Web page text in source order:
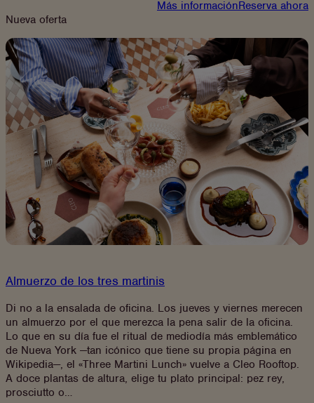
Más información:
MUSIC
ROOM
–
GIN
&
JAZZ
Reserva ahora
Nueva oferta
Almuerzo de los tres martinis
Di no a la ensalada de oficina. Los jueves y viernes merecen
un almuerzo por el que merezca la pena salir de la oficina.
Lo que en su día fue el ritual de mediodía más emblemático
de Nueva York —tan icónico que tiene su propia página en
Wikipedia—, el «Three Martini Lunch» vuelve a Cleo Rooftop.
A doce plantas de altura, elige tu plato principal: pez rey,
prosciutto o…